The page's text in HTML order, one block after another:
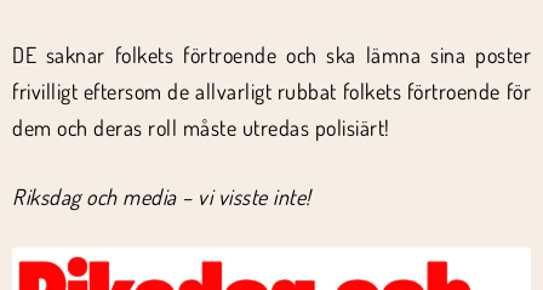
DE saknar folkets förtroende och ska lämna sina poster
frivilligt eftersom de allvarligt rubbat folkets förtroende för
dem och deras roll måste utredas polisiärt!
Riksdag och media – vi visste inte!